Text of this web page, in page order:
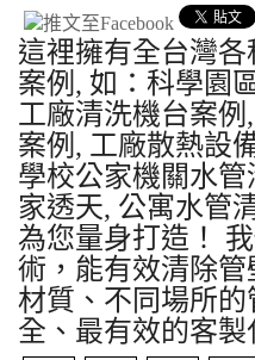
這裡擁有全台灣
案例, 如：科學園
工廠清洗機台案
案例, 工廠散熱設
學校公家機關水
家透天, 公寓水管
為您量身打造！
術，能有效清除管
材質、不同場所
全、最有效的客製